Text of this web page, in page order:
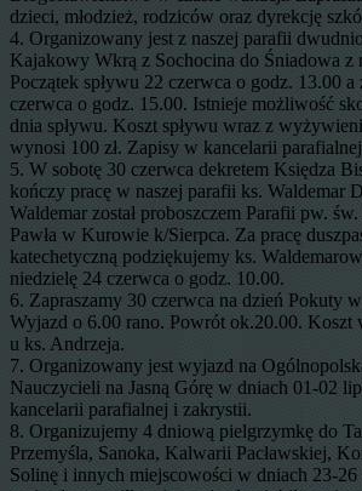
dzieci, młodzież, rodziców oraz dyrekcję
4. Organizowany jest z naszej parafii
Kajakowy Wkrą z Sochocina do Śniadowa z
Początek spływu 22 czerwca o godz. 13.00 a
czerwca o godz. 15.00. Istnieje możliwość
dnia spływu. Koszt spływu wraz z
wynosi 100 zł. Zapisy w kancelarii
5. W sobotę 30 czerwca dekretem Księdza
kończy pracę w naszej parafii ks. Waldemar
Waldemar został proboszczem Parafii pw.
Pawła w Kurowie k/Sierpca. Za pracę
katechetyczną podziękujemy ks.
niedzielę 24 czerwca o godz. 10.00.
6. Zapraszamy 30 czerwca na dzień Pokuty
Wyjazd o 6.00 rano. Powrót ok.20.00. Koszt
u ks. Andrzeja.
7. Organizowany jest wyjazd na
Nauczycieli na Jasną Górę w dniach 01-02
kancelarii parafialnej i zakrystii.
8. Organizujemy 4 dniową pielgrzymkę do
Przemyśla, Sanoka, Kalwarii Pacławskiej,
Solinę i innych miejscowości w dniach 23-26